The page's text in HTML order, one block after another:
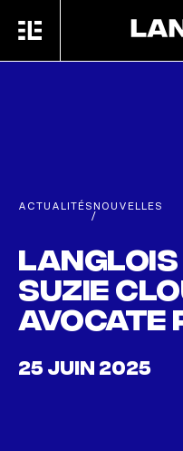
MENU
ACTUALITÉS
/
NOUVELLES
Suzie
avocate
25 JUIN 2025